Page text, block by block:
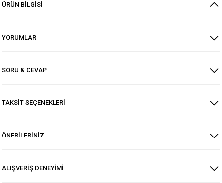
ÜRÜN BİLGİSİ
YORUMLAR
SORU & CEVAP
TAKSİT SEÇENEKLERİ
ÖNERİLERİNİZ
ALIŞVERİŞ DENEYİMİ